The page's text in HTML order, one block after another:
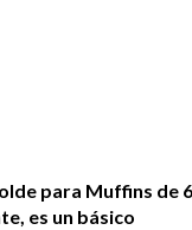
para Muffins de 6
es un básico